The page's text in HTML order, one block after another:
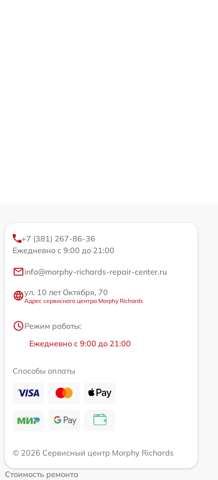
+7 (381) 267-86-36
Ежедневно с 9:00 до 21:00
info@morphy-richards-repair-center.ru
ул. 10 лет Октября, 70
Адрес сервисного центра Morphy Richards
Режим работы:
Ежедневно с 9:00 до 21:00
Способы оплаты
© 2026 Сервисный центр Morphy Richards
Стоимость ремонта